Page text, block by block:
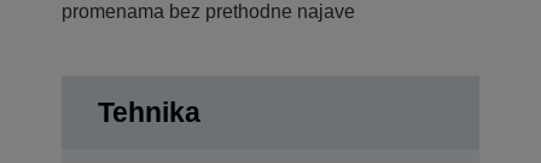
promenama bez prethodne najave
Tehnika